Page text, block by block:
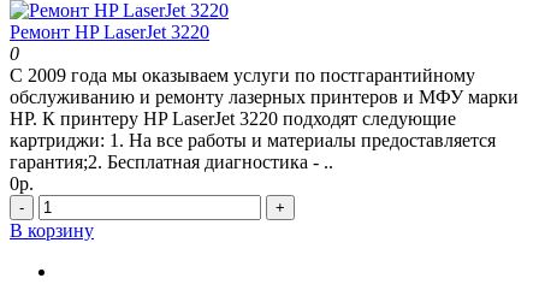
Ремонт HP LaserJet 3220
0
С 2009 года мы оказываем услуги по постгарантийному
обслуживанию и ремонту лазерных принтеров и МФУ марки
HP. К принтеру HP LaserJet 3220 подходят следующие
картриджи: 1. На все работы и материалы предоставляется
гарантия;2. Бесплатная диагностика - ..
0р.
- +
В корзину